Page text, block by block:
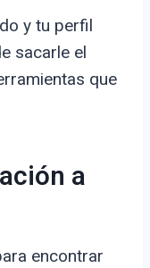
y tu perfil
sacarle el
que
a
encontrar